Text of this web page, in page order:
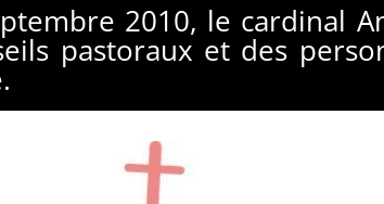
2010, le cardinal
pastoraux et des